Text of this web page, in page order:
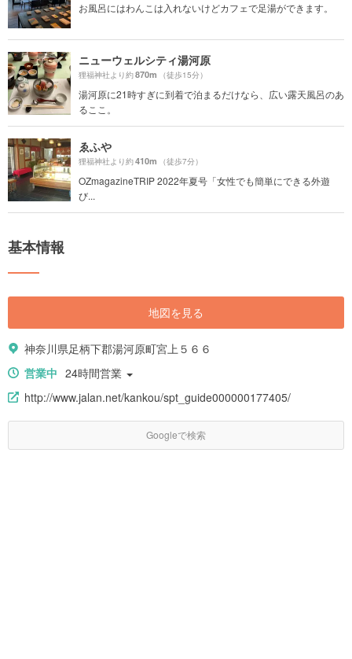
お風呂にはわんこは入れないけどカフェで足湯ができます。
ニューウェルシティ湯河原
狸福神社より約870m （徒歩15分）
湯河原に21時すぎに到着で泊まるだけなら、広い露天風呂のあ
るここ。
ゑふや
狸福神社より約410m （徒歩7分）
OZmagazineTRIP 2022年夏号「女性でも簡単にできる外遊
び...
基本情報
地図を見る
神奈川県足柄下郡湯河原町宮上５６６
営業中 24時間営業
http://www.jalan.net/kankou/spt_guide000000177405/
Googleで検索